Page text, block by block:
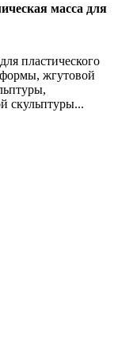
масса для
пластического
жгутовой
скульптуры...